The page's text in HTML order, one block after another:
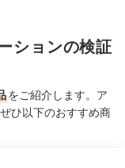
ションの検証
をご紹介します。ア
ひ以下のおすすめ商